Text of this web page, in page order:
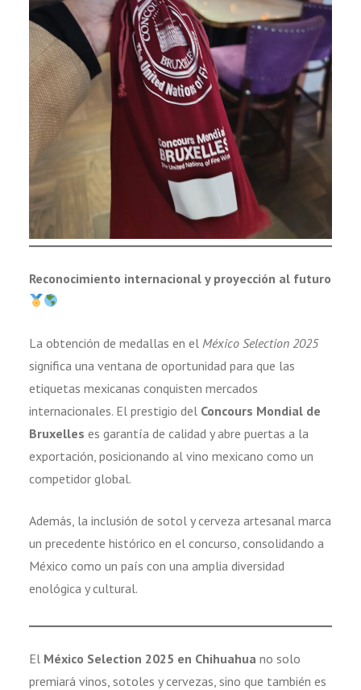
Reconocimiento internacional y proyección al futuro
La obtención de medallas en el México Selection 2025
significa una ventana de oportunidad para que las
etiquetas mexicanas conquisten mercados
internacionales. El prestigio del Concours Mondial de
Bruxelles es garantía de calidad y abre puertas a la
exportación, posicionando al vino mexicano como un
competidor global.
Además, la inclusión de sotol y cerveza artesanal marca
un precedente histórico en el concurso, consolidando a
México como un país con una amplia diversidad
enológica y cultural.
El México Selection 2025 en Chihuahua no solo
premiará vinos, sotoles y cervezas, sino que también es